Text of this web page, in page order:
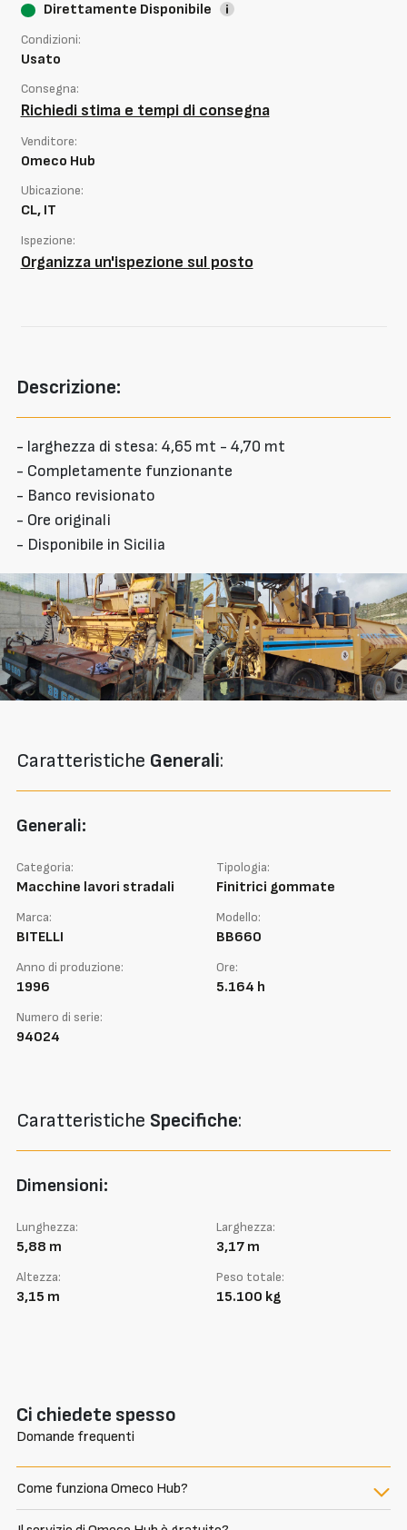
Descrizione:
- larghezza di stesa: 4,65 mt - 4,70 mt
- Completamente funzionante
- Banco revisionato
- Ore originali
- Disponibile in Sicilia
Caratteristiche Generali:
Generali:
Categoria:
Macchine lavori stradali
Tipologia:
Finitrici gommate
Marca:
BITELLI
Modello:
BB660
Anno di produzione:
1996
Ore:
5.164 h
Numero di serie:
94024
Caratteristiche Specifiche:
Dimensioni:
Lunghezza:
5,88 m
Larghezza:
3,17 m
Altezza:
3,15 m
Peso totale:
15.100 kg
Ci chiedete spesso
Domande frequenti
Come funziona Omeco Hub?
Direttamente Disponibile
Condizioni:
Usato
Consegna:
Richiedi stima e tempi di consegna
Venditore:
Omeco Hub
Ubicazione:
CL, IT
Ispezione:
Organizza un'ispezione sul posto